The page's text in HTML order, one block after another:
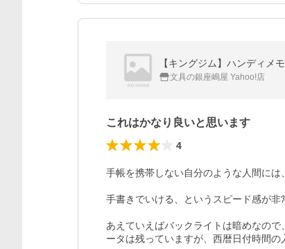
【キングジム】ハンディ
文具の銀座嶋屋 Yahoo!店
これはかなり良いと思います
4
手帳を携帯しない自分のような人間には
手書きでいける、というスピード感が非
あえていえばバックライトは暗めなの
ータは残っていますが、西暦日付時間